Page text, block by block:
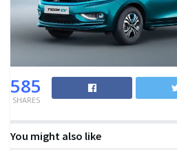
585
SHARES
You might also like